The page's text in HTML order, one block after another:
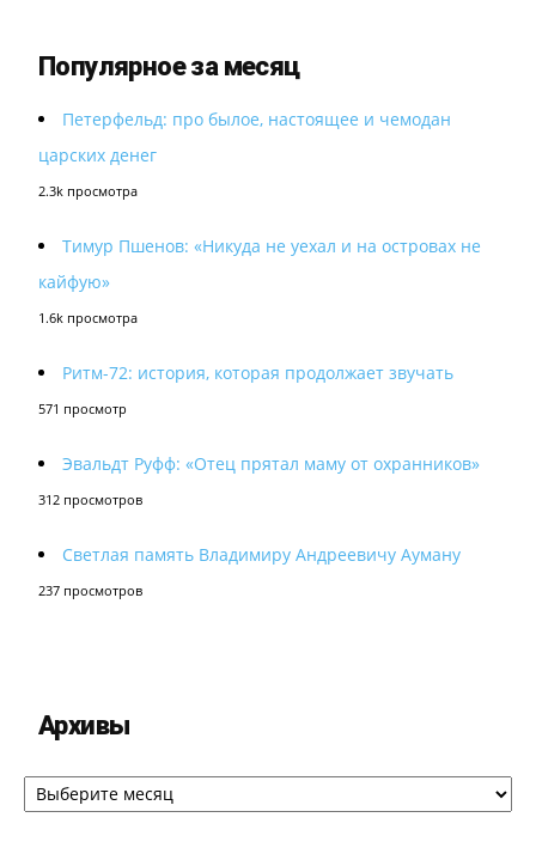
Популярное за месяц
Петерфельд: про былое, настоящее и чемодан
царских денег
2.3k просмотра
Тимур Пшенов: «Никуда не уехал и на островах не
кайфую»
1.6k просмотра
Ритм-72: история, которая продолжает звучать
571 просмотр
Эвальдт Руфф: «Отец прятал маму от охранников»
312 просмотров
Светлая память Владимиру Андреевичу Ауману
237 просмотров
Архивы
Архивы